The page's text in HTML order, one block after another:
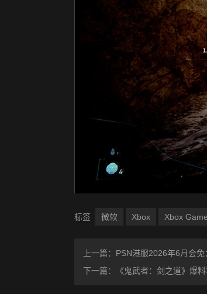
标签 微软 Xbox Xbox
上一篇： PSN港服2026年6月会
下一篇：
《鬼武者：剑之道》爆